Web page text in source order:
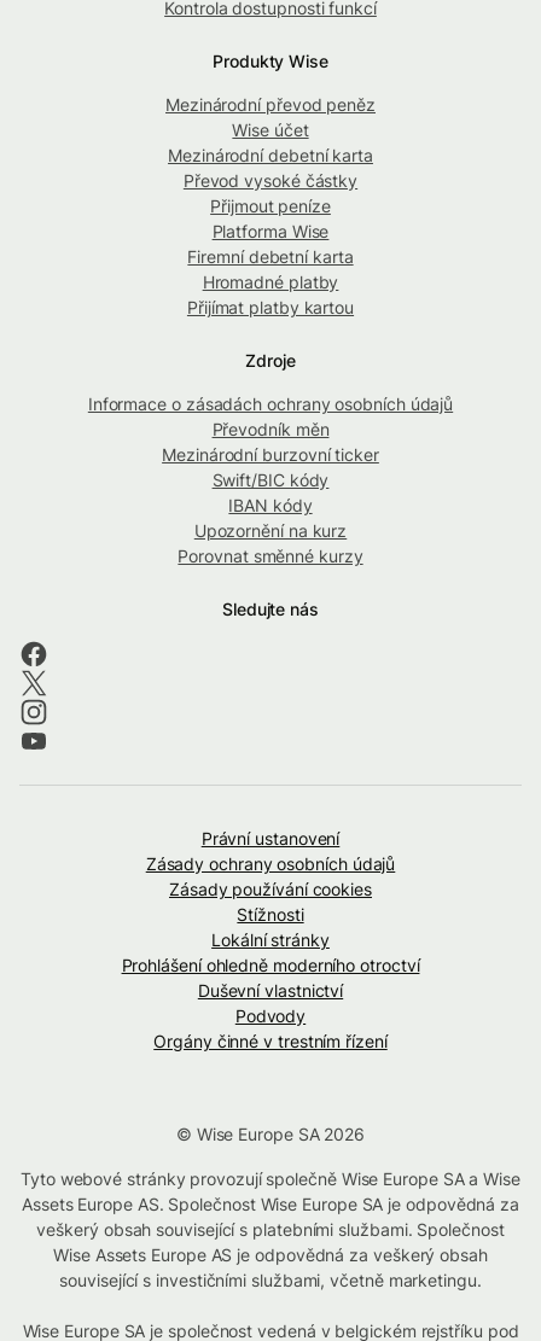
Kontrola dostupnosti funkcí
Produkty Wise
Mezinárodní převod peněz
Wise účet
Mezinárodní debetní karta
Převod vysoké částky
Přijmout peníze
Platforma Wise
Firemní debetní karta
Hromadné platby
Přijímat platby kartou
Zdroje
Informace o zásadách ochrany osobních údajů
Převodník měn
Mezinárodní burzovní ticker
Swift/BIC kódy
IBAN kódy
Upozornění na kurz
Porovnat směnné kurzy
Sledujte nás
Právní ustanovení
Zásady ochrany osobních údajů
Zásady používání cookies
Stížnosti
Lokální stránky
Prohlášení ohledně moderního otroctví
Duševní vlastnictví
Podvody
Orgány činné v trestním řízení
© Wise Europe SA 2026
Tyto webové stránky provozují společně Wise Europe SA a Wise
Assets Europe AS. Společnost Wise Europe SA je odpovědná za
veškerý obsah související s platebními službami. Společnost
Wise Assets Europe AS je odpovědná za veškerý obsah
související s investičními službami, včetně marketingu.
Wise Europe SA je společnost vedená v belgickém rejstříku pod